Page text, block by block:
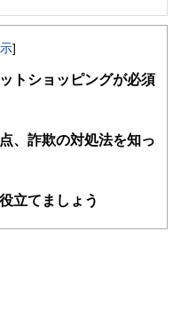
トオフィス代表
ナー講師、本やコラムの執筆等
、明日の子どもたちが希望を持
講義を担当している。
]
トショッピングが必須
、詐欺の対処法を知っ
立てましょう